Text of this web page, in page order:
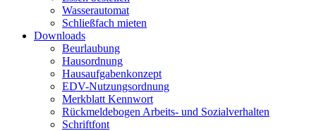
Wasserautomat
Schließfach mieten
Downloads
Beurlaubung
Hausordnung
Hausaufgabenkonzept
EDV-Nutzungsordnung
Merkblatt Kennwort
Rückmeldebogen Arbeits- und Sozialverhalten
Schriftfont